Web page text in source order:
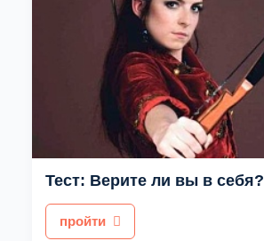
Тест: Верите ли вы в себя?
пройти